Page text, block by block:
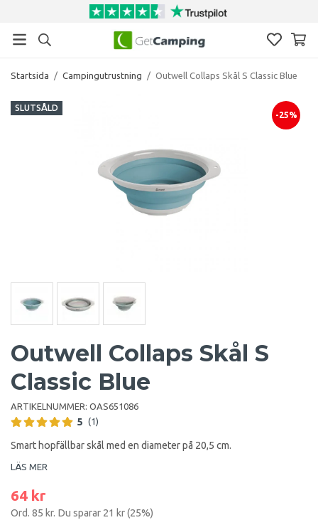
Startsida / Campingutrustning / Outwell Collaps Skål S Classic Blue
SLUTSÅLD
-25%
Outwell Collaps Skål S
Classic Blue
ARTIKELNUMMER: OAS651086
5 (1)
Smart hopfällbar skål med en diameter på 20,5 cm.
LÄS MER
64 kr
Ord. 85 kr. Du sparar 21 kr(25%)